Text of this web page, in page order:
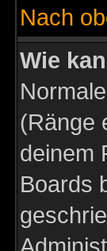
Nach
Wie
(Ränge
deinem
Boards